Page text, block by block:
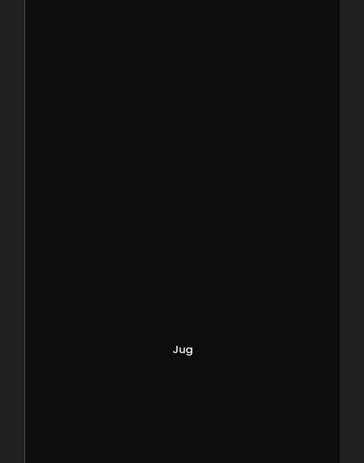
SHARES
Jug